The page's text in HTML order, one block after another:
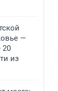
—
20
из